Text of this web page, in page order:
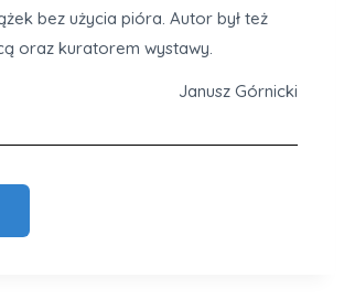
bez użycia pióra. Autor był też
oraz kuratorem wystawy.
Janusz Górnicki